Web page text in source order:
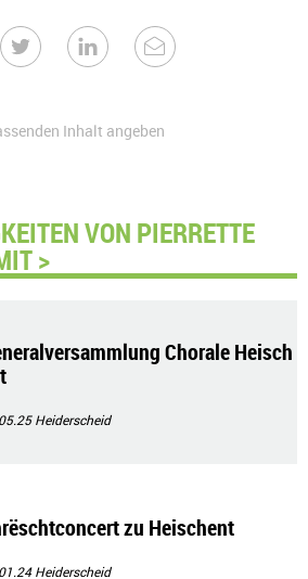
Inhalt angeben
VON PIERRETTE
>
Chorale Heisch
Heiderscheid
zu Heischent
Heiderscheid